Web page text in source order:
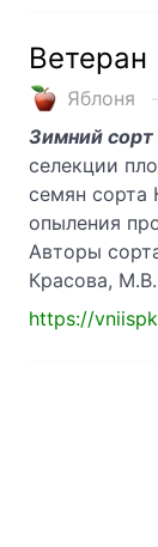
Ветеран
Яблоня
Зимний сорт
селекции
семян сорта
опыления
Авторы
Красова,
https://